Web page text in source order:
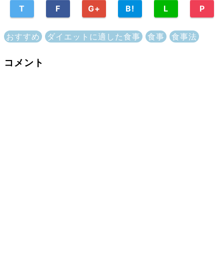
T F G+ B! L P
おすすめ ダイエットに適した食事 食事 食事法
コメント